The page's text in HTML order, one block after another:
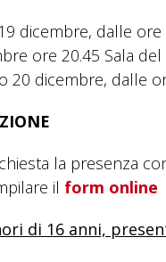
dicembre, dalle ore
ore 20.45 Sala
20 dicembre, dalle
la presenza
il form online
di 16 anni,